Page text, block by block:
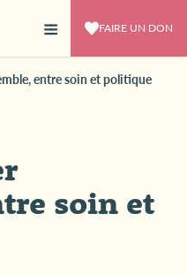
FAIRE UN DON
entre soin et politique
soin et